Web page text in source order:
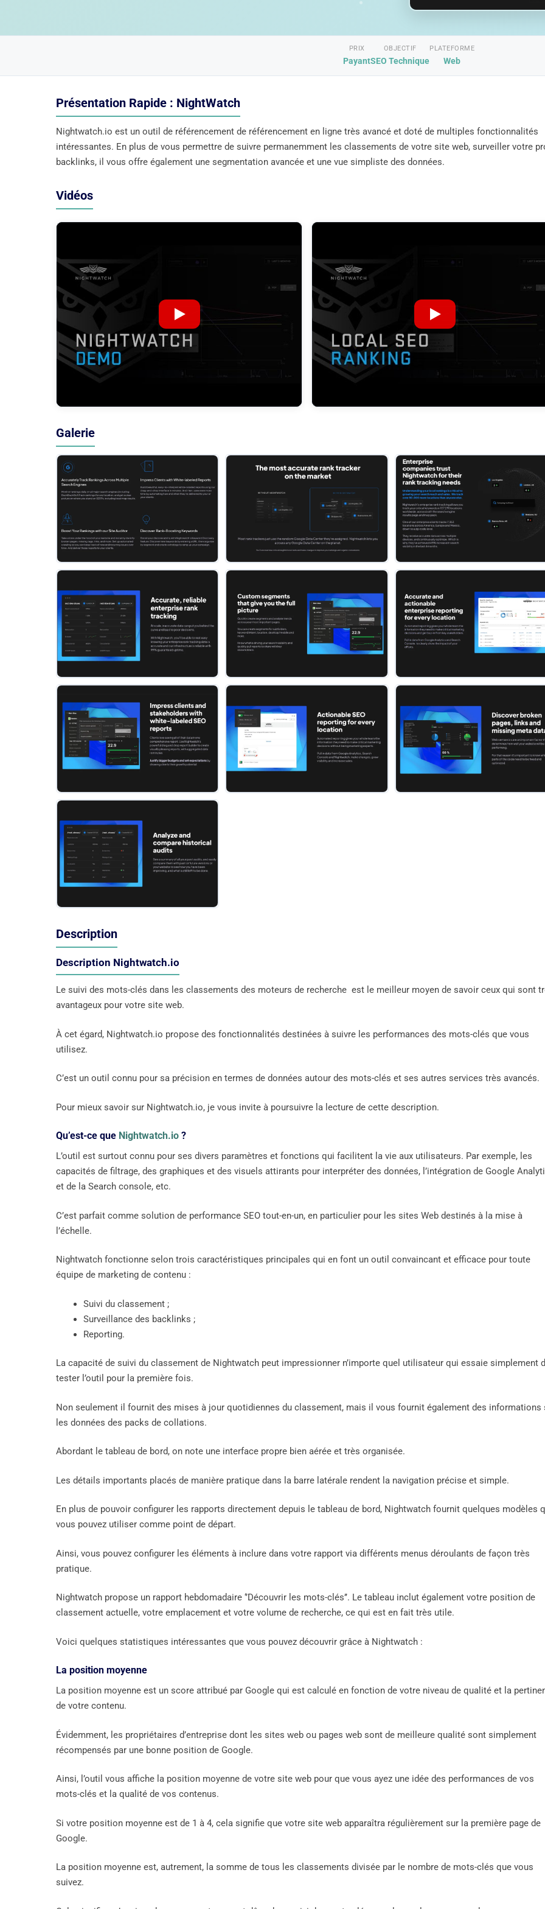
PRIX
Payant
OBJECTIF
SEO Technique
PLATEFORME
Web
Présentation Rapide : NightWatch
Nightwatch.io est un outil de référencement de référencement en ligne très avancé et doté de multiples fonctionnalités
intéressantes. En plus de vous permettre de suivre permanemment les classements de votre site web, surveiller votre
backlinks, il vous offre également une segmentation avancée et une vue simpliste des données.
Vidéos
Galerie
Description
Description Nightwatch.io
Le suivi des mots-clés dans les classements des moteurs de recherche est le meilleur moyen de savoir ceux qui sont
avantageux pour votre site web.
À cet égard, Nightwatch.io propose des fonctionnalités destinées à suivre les performances des mots-clés que vous
utilisez.
C’est un outil connu pour sa précision en termes de données autour des mots-clés et ses autres services très avancés.
Pour mieux savoir sur Nightwatch.io, je vous invite à poursuivre la lecture de cette description.
Qu’est-ce que Nightwatch.io ?
L’outil est surtout connu pour ses divers paramètres et fonctions qui facilitent la vie aux utilisateurs. Par exemple, les
capacités de filtrage, des graphiques et des visuels attirants pour interpréter des données, l’intégration de Google
et de la Search console, etc.
C’est parfait comme solution de performance SEO tout-en-un, en particulier pour les sites Web destinés à la mise à
l’échelle.
Nightwatch fonctionne selon trois caractéristiques principales qui en font un outil convaincant et efficace pour toute
équipe de marketing de contenu :
Suivi du classement ;
​​Surveillance des backlinks ;
Reporting.
La capacité de suivi du classement de Nightwatch peut impressionner n’importe quel utilisateur qui essaie simplement
tester l’outil pour la première fois.
Non seulement il fournit des mises à jour quotidiennes du classement, mais il vous fournit également des informations
les données des packs de collations.
Abordant le tableau de bord, on note une interface propre bien aérée et très organisée.
Les détails importants placés de manière pratique dans la barre latérale rendent la navigation précise et simple.
En plus de pouvoir configurer les rapports directement depuis le tableau de bord, Nightwatch fournit quelques modèles
vous pouvez utiliser comme point de départ.
Ainsi, vous pouvez configurer les éléments à inclure dans votre rapport via différents menus déroulants de façon très
pratique.
Nightwatch propose un rapport hebdomadaire ‘’Découvrir les mots-clés’’. Le tableau inclut également votre position de
classement actuelle, votre emplacement et votre volume de recherche, ce qui est en fait très utile.
Voici quelques statistiques intéressantes que vous pouvez découvrir grâce à Nightwatch :
La position moyenne
La position moyenne est un score attribué par Google qui est calculé en fonction de votre niveau de qualité et la
de votre contenu.
Évidemment, les propriétaires d’entreprise dont les sites web ou pages web sont de meilleure qualité sont simplement
récompensés par une bonne position de Google.
Ainsi, l’outil vous affiche la position moyenne de votre site web pour que vous ayez une idée des performances de vos
mots-clés et la qualité de vos contenus.
Si votre position moyenne est de 1 à 4, cela signifie que votre site web apparaîtra régulièrement sur la première page de
Google.
La position moyenne est, autrement, la somme de tous les classements divisée par le nombre de mots-clés que vous
suivez.